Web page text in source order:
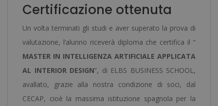
Certificazione ottenuta
Un volta terminati gli studi e aver superato la prova di
valutazione, l’alunno riceverà diploma che certifica il “
MASTER IN INTELLIGENZA ARTIFICIALE APPLICATA
AL INTERIOR DESIGN”, di ELBS BUSINESS SCHOOL,
avallato, grazie alla nostra condizione di soci, dal
CECAP, cioè la massima istituzione spagnola per la